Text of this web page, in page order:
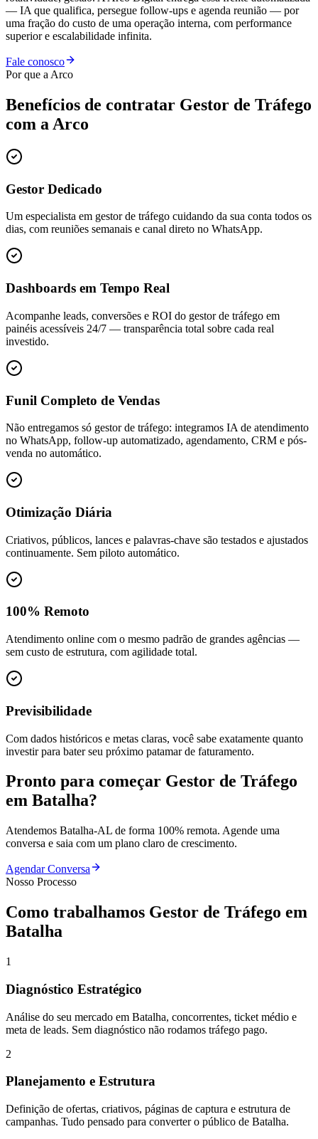
— IA que qualifica, persegue follow-ups e agenda reunião — por
uma fração do custo de uma operação interna, com performance
superior e escalabilidade infinita.
Fale conosco
Por que a Arco
Benefícios de contratar Gestor de Tráfego
com a Arco
Gestor Dedicado
Um especialista em gestor de tráfego cuidando da sua conta todos os
dias, com reuniões semanais e canal direto no WhatsApp.
Dashboards em Tempo Real
Acompanhe leads, conversões e ROI do gestor de tráfego em
painéis acessíveis 24/7 — transparência total sobre cada real
investido.
Funil Completo de Vendas
Não entregamos só gestor de tráfego: integramos IA de atendimento
no WhatsApp, follow-up automatizado, agendamento, CRM e pós-
venda no automático.
Otimização Diária
Criativos, públicos, lances e palavras-chave são testados e ajustados
continuamente. Sem piloto automático.
100% Remoto
Atendimento online com o mesmo padrão de grandes agências —
sem custo de estrutura, com agilidade total.
Previsibilidade
Com dados históricos e metas claras, você sabe exatamente quanto
investir para bater seu próximo patamar de faturamento.
Pronto para começar Gestor de Tráfego
em Batalha?
Atendemos Batalha-AL de forma 100% remota. Agende uma
conversa e saia com um plano claro de crescimento.
Agendar Conversa
Nosso Processo
Como trabalhamos Gestor de Tráfego em
Batalha
1
Diagnóstico Estratégico
Análise do seu mercado em Batalha, concorrentes, ticket médio e
meta de leads. Sem diagnóstico não rodamos tráfego pago.
2
Planejamento e Estrutura
Definição de ofertas, criativos, páginas de captura e estrutura de
campanhas. Tudo pensado para converter o público de Batalha.